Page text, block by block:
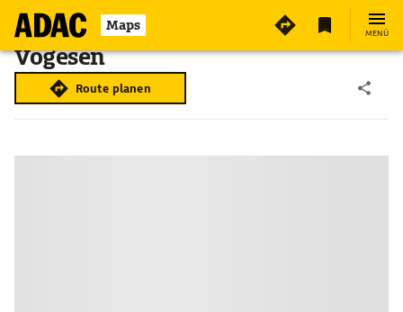
Maps MENÜ
Vogesen
Route planen